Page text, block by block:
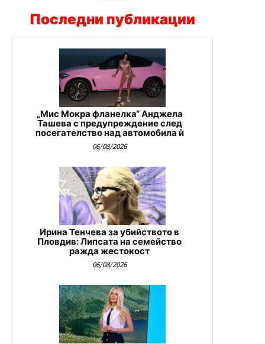
Последни публикации
„Мис Мокра фланелка“ Анджела
Ташева с предупреждение след
посегателство над автомобила ѝ
06/08/2026
Ирина Тенчева за убийството в
Пловдив: Липсата на семейство
ражда жестокост
06/08/2026